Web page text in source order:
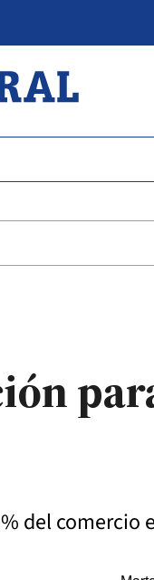
del comercio